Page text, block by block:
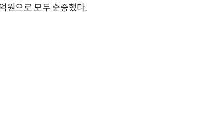
으로 모두 순증했다.